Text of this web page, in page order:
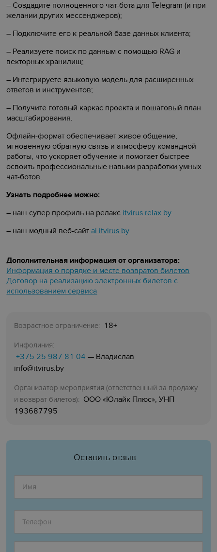
– Создадите полноценного чат-бота для Telegram (и при
желании других мессенджеров);
– Подключите его к реальной базе данных клиента;
– Реализуете поиск по данным с помощью RAG и
векторных хранилищ;
– Интегрируете языковую модель для расширенных
ответов и инструментов;
– Получите готовый каркас проекта и пошаговый план
масштабирования.
Офлайн-формат обеспечивает живое общение,
мгновенную обратную связь и атмосферу командной
работы, что ускоряет обучение и помогает быстрее
освоить профессиональные навыки разработки умных
чат-ботов.
Узнать подробнее можно:
– наш супер профиль на релакс itvirus.relax.by.
– наш модный веб-сайтai.itvirus.by.
Дополнительная информация от организатора:
Информация о порядке и месте возвратов билетов
Договор на реализацию электронных билетов с
использованием сервиса
Возрастное ограничение: 18+
Инфолиния:
+375 25 987 81 04 — Владислав
info@itvirus.by
Организатор мероприятия (ответственный за продажу
и возврат билетов): ООО «Юлайк Плюс», УНП
193687795
Оставить отзыв